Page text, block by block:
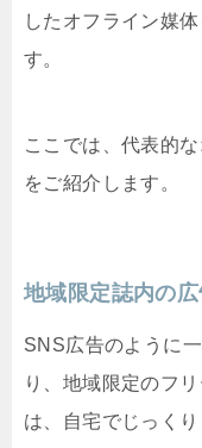
したオフライン媒
す。
ここでは、代表的
をご紹介します。
地域限定誌内の
SNS広告のように
り、地域限定のフ
は、自宅でじっく